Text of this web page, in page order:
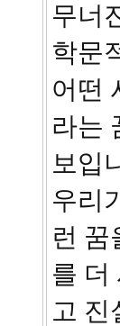
무너
학문
어떤
라는
보입
우리
런 꿈
를 더
고 진